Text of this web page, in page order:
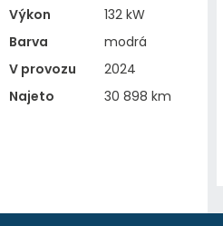
Výkon
Barva
V provozu
Najeto
132 kW
modrá
2024
30 898 km